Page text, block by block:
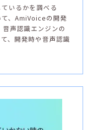
いるかを調べる
て、AmiVoiceの開発
声認識エンジンの
、開発時や音声認識